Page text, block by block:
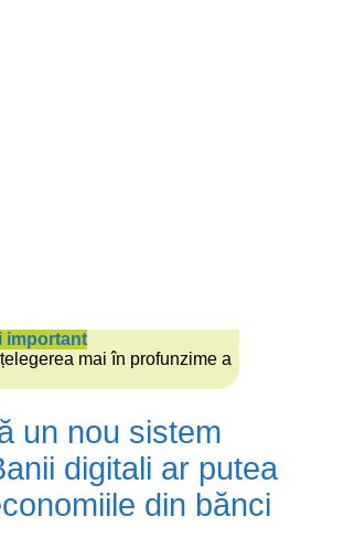
important
mai în profunzime a
un nou sistem
digitali ar putea
din bănci